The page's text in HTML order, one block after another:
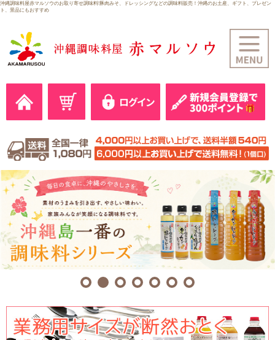
沖縄調味料屋赤マルソウのお取り寄せ調味料!豚肉みそ、ドレッシングなどの調味料販売！沖縄のお土産、ギフト、プレゼン
ト、景品にもおすすめ